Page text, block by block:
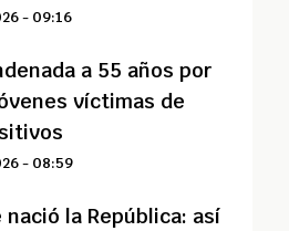
- 09:16
a 55 años por
víctimas de
- 08:59
nació la República: así